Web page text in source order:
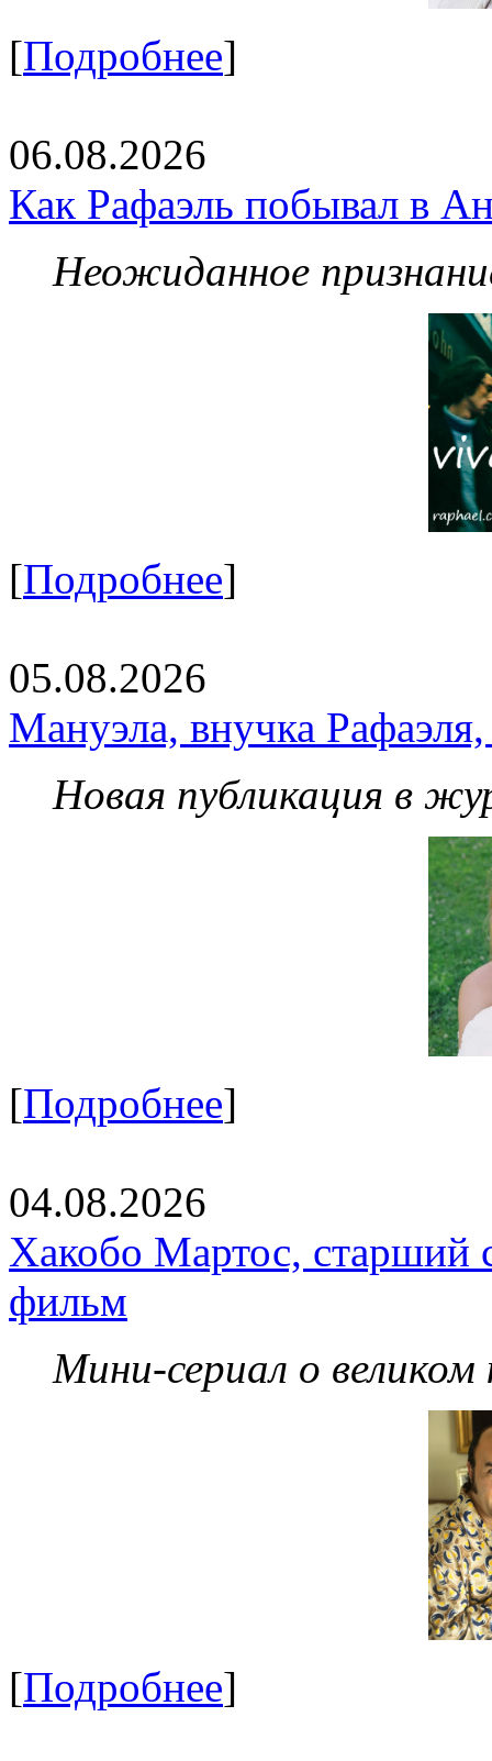
[Подробнее]
06.08.2026
Как Рафаэль побывал в
Неожиданное
[Подробнее]
05.08.2026
Мануэла, внучка
Новая публикация в
[Подробнее]
04.08.2026
Хакобо Мартос, старший
фильм
Мини-сериал о великом
[Подробнее]